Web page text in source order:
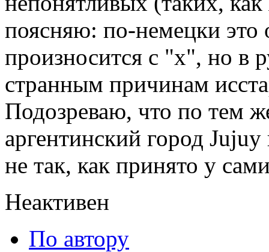
поясняю: по-немецки это
произносится с "х", но в
странным причинам
Подозреваю, что по тем
аргентинский город
не так, как принято у
Неактивен
По автору